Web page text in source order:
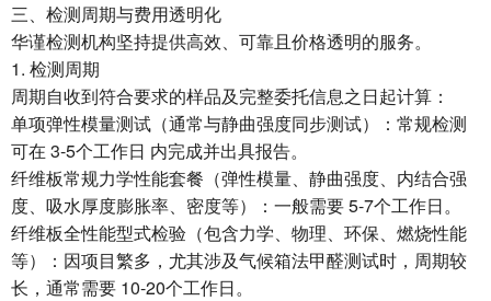
三、检测周期与费用透明化
华谨检测机构坚持提供高效、可靠且价格透明的服务。
1. 检测周期
周期自收到符合要求的样品及完整委托信息之日起计算：
单项弹性模量测试（通常与静曲强度同步测试）：常规检测
可在 3-5个工作日 内完成并出具报告。
纤维板常规力学性能套餐（弹性模量、静曲强度、内结合强
度、吸水厚度膨胀率、密度等）：一般需要 5-7个工作日。
纤维板全性能型式检验（包含力学、物理、环保、燃烧性能
等）：因项目繁多，尤其涉及气候箱法甲醛测试时，周期较
长，通常需要 10-20个工作日。